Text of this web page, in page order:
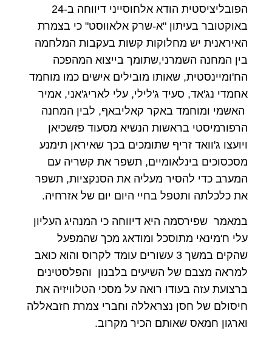
הפובליציסטית הודא אלחוסייני דיווחה ב-24
באוקטובר בעיתון "א-שרק אלאווסט" כי בצמרת
האיראנית יש מחלוקות קשות בעקבות המלחמה
בין המחנה השמרני,שתומך בייצוא המהפכה
הח'ומיינסטית, שאותו מובילים אישים כמו מוחמד
אחמדי נג'אד, סעיד ג'לילי, עלי לאריג'אני, אמיר
האשמי ומוחמד באקר קאליבאף, לבין המחנה
הרפורמיסטי בראשות הנשיא מסעוד פזשכיאן
ויועצו ג'וואד זריף שתומכים בכך שאיראן תימנע
מסכסוכים בינלאומיים, תשפר את קשריה עם
המערב כדי להסיר מעליה את הסנקציות, תשפר
את כלכלתה ותטפל בחיי היום יום של אזרחיה.
במאמר שפירסמה היא דיווחה כי המנהיג העליון
עלי ח'מינאי מתוסכל ומודאג מכך שהמפעל
שהקים במשך 3 עשורים עומד לקרוס והוא כואב
למראה מצבם של השיעים בלבנון והפלסטינים
ברצועת עזה בעודו רואה על מסכי הטלוויזיה את
חיסולם של חסן נצראללה וחברי צמרת חזבאללה
וארגון חמאס שאותם הכיר מקרוב.